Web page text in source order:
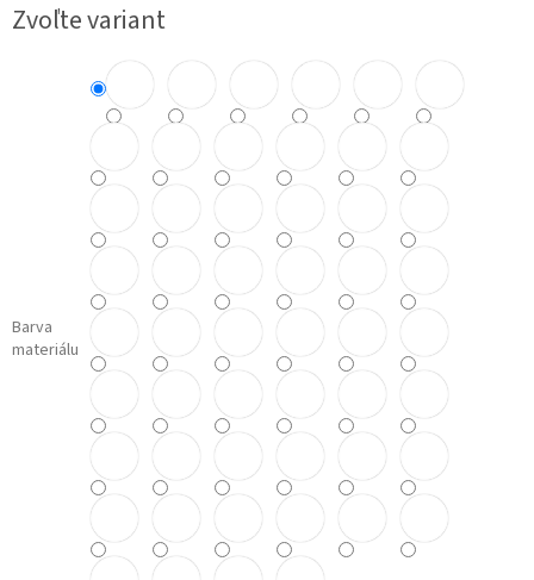
cena:
Zvoľte variant
Barva
materiálu